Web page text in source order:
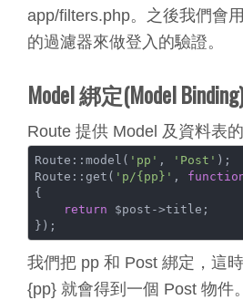
app/filters.php。之後我們會
的過濾器來做登入的驗證。
Model 綁定(Model Binding)
Route 提供 Model 及資料表的
Route::model( 'pp' , 'Post' );
Route::get( 'p/{pp}' ,
{
return $post->title;
我們把 pp 和 Post 綁定，這
{pp} 就會得到一個 Post 物件